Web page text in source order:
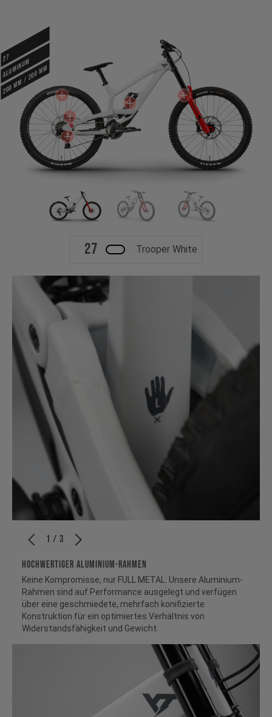
27
ALUMINUM
200 mm / 200 mm
27 Trooper White
1 / 3
HOCHWERTIGER ALUMINIUM-RAHMEN
Keine Kompromisse, nur FULL METAL: Unsere Aluminium-
Rahmen sind auf Performance ausgelegt und verfügen
über eine geschmiedete, mehrfach konifizierte
Konstruktion für ein optimiertes Verhältnis von
Widerstandsfähigkeit und Gewicht.